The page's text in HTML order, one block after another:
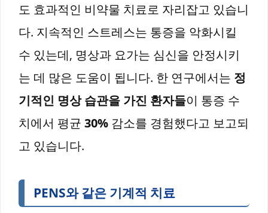
도 효과적인 비약물 치료로 자리잡고 있습니
다. 지속적인 스트레스는 통증을 악화시킬
수 있는데, 명상과 요가는 심신을 안정시키
는 데 많은 도움이 됩니다. 한 연구에서는 정
기적인 명상 습관을 가진 환자들이 통증 수
치에서 평균 30% 감소를 경험했다고 보고되
고 있습니다.
PENS와 같은 기계적 치료